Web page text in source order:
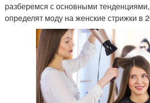
разберемся с основными
определят моду на женские стрижки в